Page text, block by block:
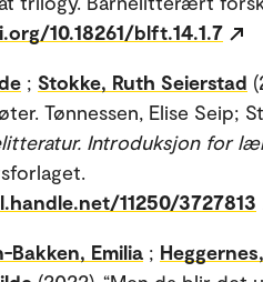
10.18261/blft.14.1.7
; Stokke, Ruth Seierstad
Tønnessen, Elise Seip;
Introduksjon for
11250/3727813
Bakken, Emilia ;